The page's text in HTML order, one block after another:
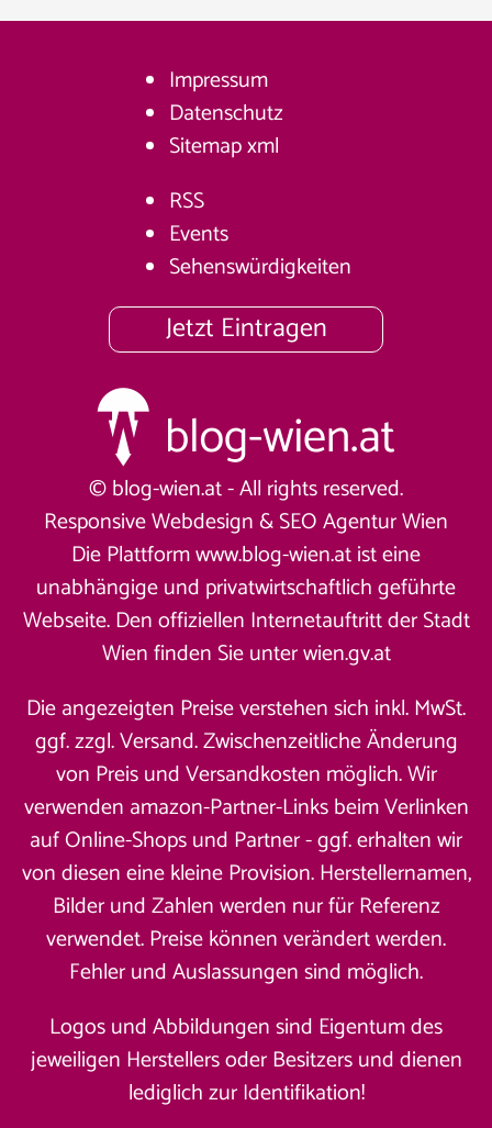
Impressum
Datenschutz
Sitemapxml
RSS
Events
Sehenswürdigkeiten
Jetzt Eintragen
© blog-wien.at - All rights reserved.
Responsive Webdesign &SEO Agentur Wien
Die Plattform www.blog-wien.at ist eine
unabhängige und privatwirtschaftlich geführte
Webseite. Den offiziellen Internetauftritt der Stadt
Wien finden Sie unterwien.gv.at
Die angezeigten Preise verstehen sich inkl. MwSt.
ggf. zzgl. Versand. Zwischenzeitliche Änderung
von Preis und Versandkosten möglich. Wir
verwenden amazon-Partner-Links beim Verlinken
auf Online-Shops und Partner - ggf. erhalten wir
von diesen eine kleine Provision. Herstellernamen,
Bilder und Zahlen werden nur für Referenz
verwendet. Preise können verändert werden.
Fehler und Auslassungen sind möglich.
Logos und Abbildungen sind Eigentum des
jeweiligen Herstellers oder Besitzers und dienen
lediglich zur Identifikation!